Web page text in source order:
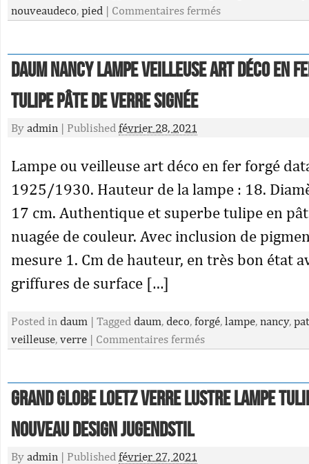
nouveaudeco, pied | Commentaires fermés
DAUM NANCY Lampe veilleuse art déco en
tulipe pâte de verre signée
By admin | Published février 28, 2021
Lampe ou veilleuse art déco en fer forgé
1925/1930. Hauteur de la lampe : 18.
17 cm. Authentique et superbe tulipe en
nuagée de couleur. Avec inclusion de
mesure 1. Cm de hauteur, en très bon état
griffures de surface […]
Posted in daum | Tagged daum, deco, forgé, lampe, nancy,
veilleuse, verre | Commentaires fermés
Grand Globe Loetz Verre Lustre Lampe
Nouveau Design Jugendstil
By admin | Published février 27, 2021